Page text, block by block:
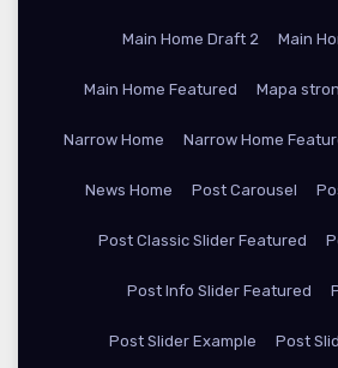
Main Home Draft 2 Main
Main Home Featured Mapa
Narrow Home Narrow Home
News Home Post Carousel
Post Classic Slider Featured
Post Info Slider Featured
Post Slider Example Post